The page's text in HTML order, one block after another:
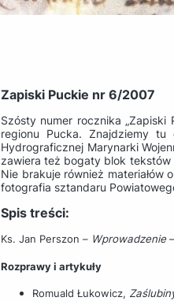
Zapiski Puckie nr 6/2007
Szósty numer rocznika
regionu Pucka. Znajdziemy
Hydrograficznej Marynarki
zawiera też bogaty blok tekstów
Nie brakuje również materiałów
fotografia sztandaru
Spis treści:
Ks. Jan Perszon – Wprowadzenie
Rozprawy i artykuły
Romuald Łukowicz,